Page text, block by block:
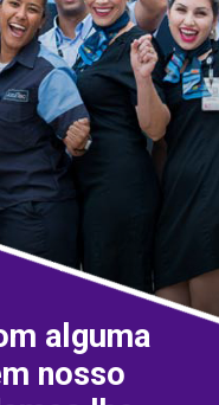
alguma
nosso